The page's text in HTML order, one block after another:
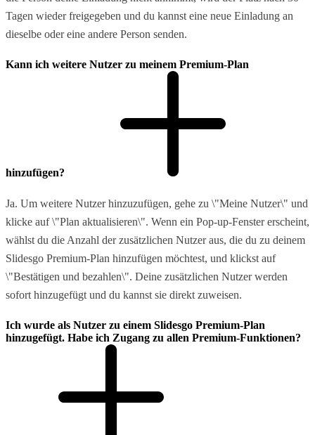
Tagen wieder freigegeben und du kannst eine neue Einladung an
dieselbe oder eine andere Person senden.
Kann ich weitere Nutzer zu meinem Premium-Plan
hinzufügen?
Ja. Um weitere Nutzer hinzuzufügen, gehe zu \"Meine Nutzer\" und
klicke auf \"Plan aktualisieren\". Wenn ein Pop-up-Fenster erscheint,
wählst du die Anzahl der zusätzlichen Nutzer aus, die du zu deinem
Slidesgo Premium-Plan hinzufügen möchtest, und klickst auf
\"Bestätigen und bezahlen\". Deine zusätzlichen Nutzer werden
sofort hinzugefügt und du kannst sie direkt zuweisen.
Ich wurde als Nutzer zu einem Slidesgo Premium-Plan
hinzugefügt. Habe ich Zugang zu allen Premium-Funktionen?